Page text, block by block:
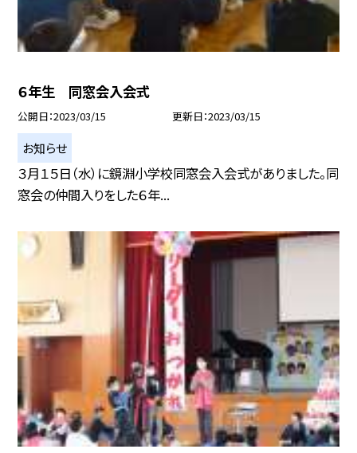
６年生 同窓会入会式
公開日 2023/03/15 更新日 2023/03/15
お知らせ
３月１５日（水）に鏡淵小学校同窓会入会式がありました。同
窓会の仲間入りをした６年...